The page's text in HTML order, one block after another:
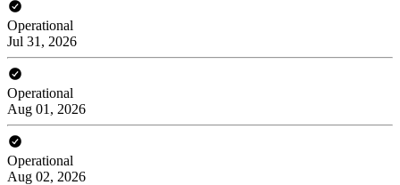
Operational
Jul 31, 2026
Operational
Aug 01, 2026
Operational
Aug 02, 2026